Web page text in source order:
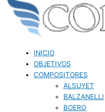
INICIO
OBJETIVOS
COMPOSITORES
ALSUYET
BALZANELLI
BOERO